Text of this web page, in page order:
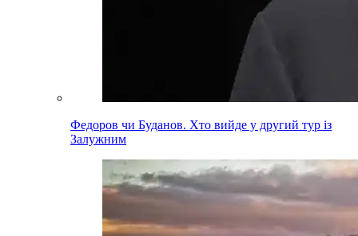
Федоров чи Буданов. Хто вийде у другий тур із
Залужним